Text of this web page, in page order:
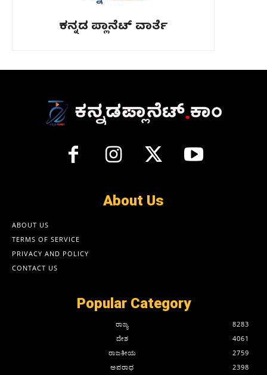
ಕನ್ನಡ ಪ್ಲಾನೆಟ್ ವಾರ್ತೆ
About Us
ABOUT US
TERMS OF SERVICE
PRIVACY AND POLICY
CONTACT US
Popular Category
ರಾಜ್ಯ
8283
ದೇಶ
4061
ರಾಜಕೀಯ
2759
ಅಪರಾಧ
2398